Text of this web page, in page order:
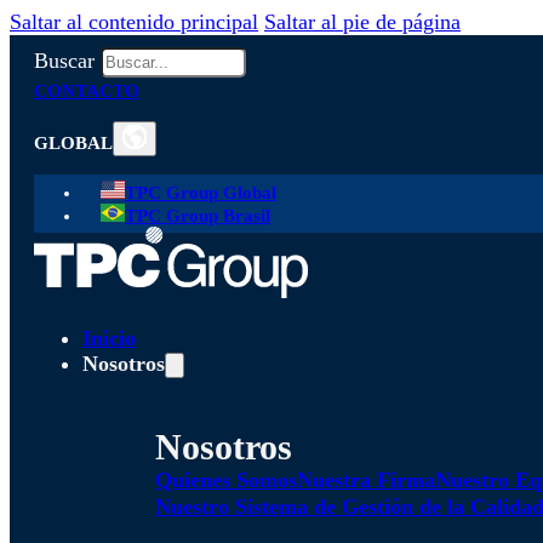
Saltar al contenido principal Saltar al pie de página
Buscar
CONTACTO
GLOBAL
TPC Group Global
TPC Group Brasil
Inicio
Nosotros
Nosotros
Quienes SomosNuestra FirmaNuestro
Nuestro Sistema de Gestión de la Calidad